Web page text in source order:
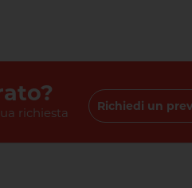
richiesta Richiedi un